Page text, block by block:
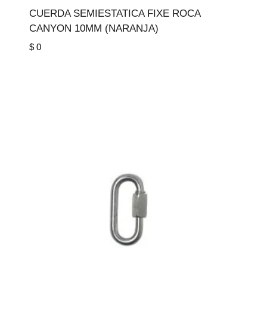
CUERDA SEMIESTATICA FIXE ROCA
CANYON 10MM (NARANJA)
$0